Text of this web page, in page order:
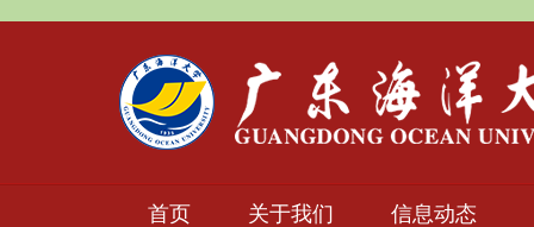
首页 关于我们 信息动态